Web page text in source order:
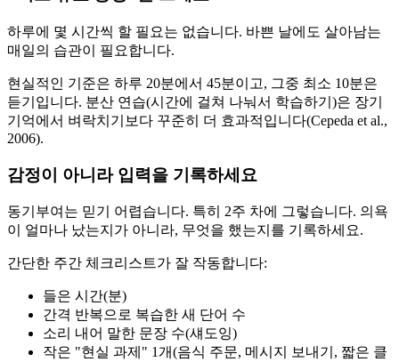
하루에 몇 시간씩 할 필요는 없습니다. 바쁜 날에도 살아남는
매일의 습관이 필요합니다.
현실적인 기준은 하루 20분에서 45분이고, 그중 최소 10분은
듣기입니다. 분산 연습(시간에 걸쳐 나눠서 학습하기)은 장기
기억에서 벼락치기보다 꾸준히 더 효과적입니다(Cepeda et al.,
2006).
감정이 아니라 입력을 기록하세요
동기부여는 믿기 어렵습니다. 특히 2주 차에 그렇습니다. 의욕
이 얼마나 났는지가 아니라, 무엇을 했는지를 기록하세요.
간단한 주간 체크리스트가 잘 작동합니다:
들은 시간(분)
간격 반복으로 복습한 새 단어 수
소리 내어 말한 문장 수(섀도잉)
작은 "현실 과제" 1개(음식 주문, 메시지 보내기, 짧은 클